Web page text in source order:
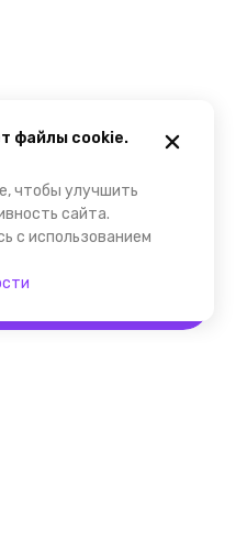
файлы cookie.
чтобы улучшить
сайта.
с использованием